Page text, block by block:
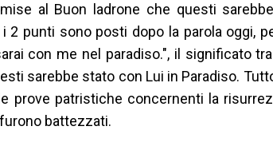
al Buon ladrone che questi
2 punti sono posti dopo la parola oggi,
con me nel paradiso.", il significato
sarebbe stato con Lui in Paradiso.
prove patristiche concernenti la
battezzati.